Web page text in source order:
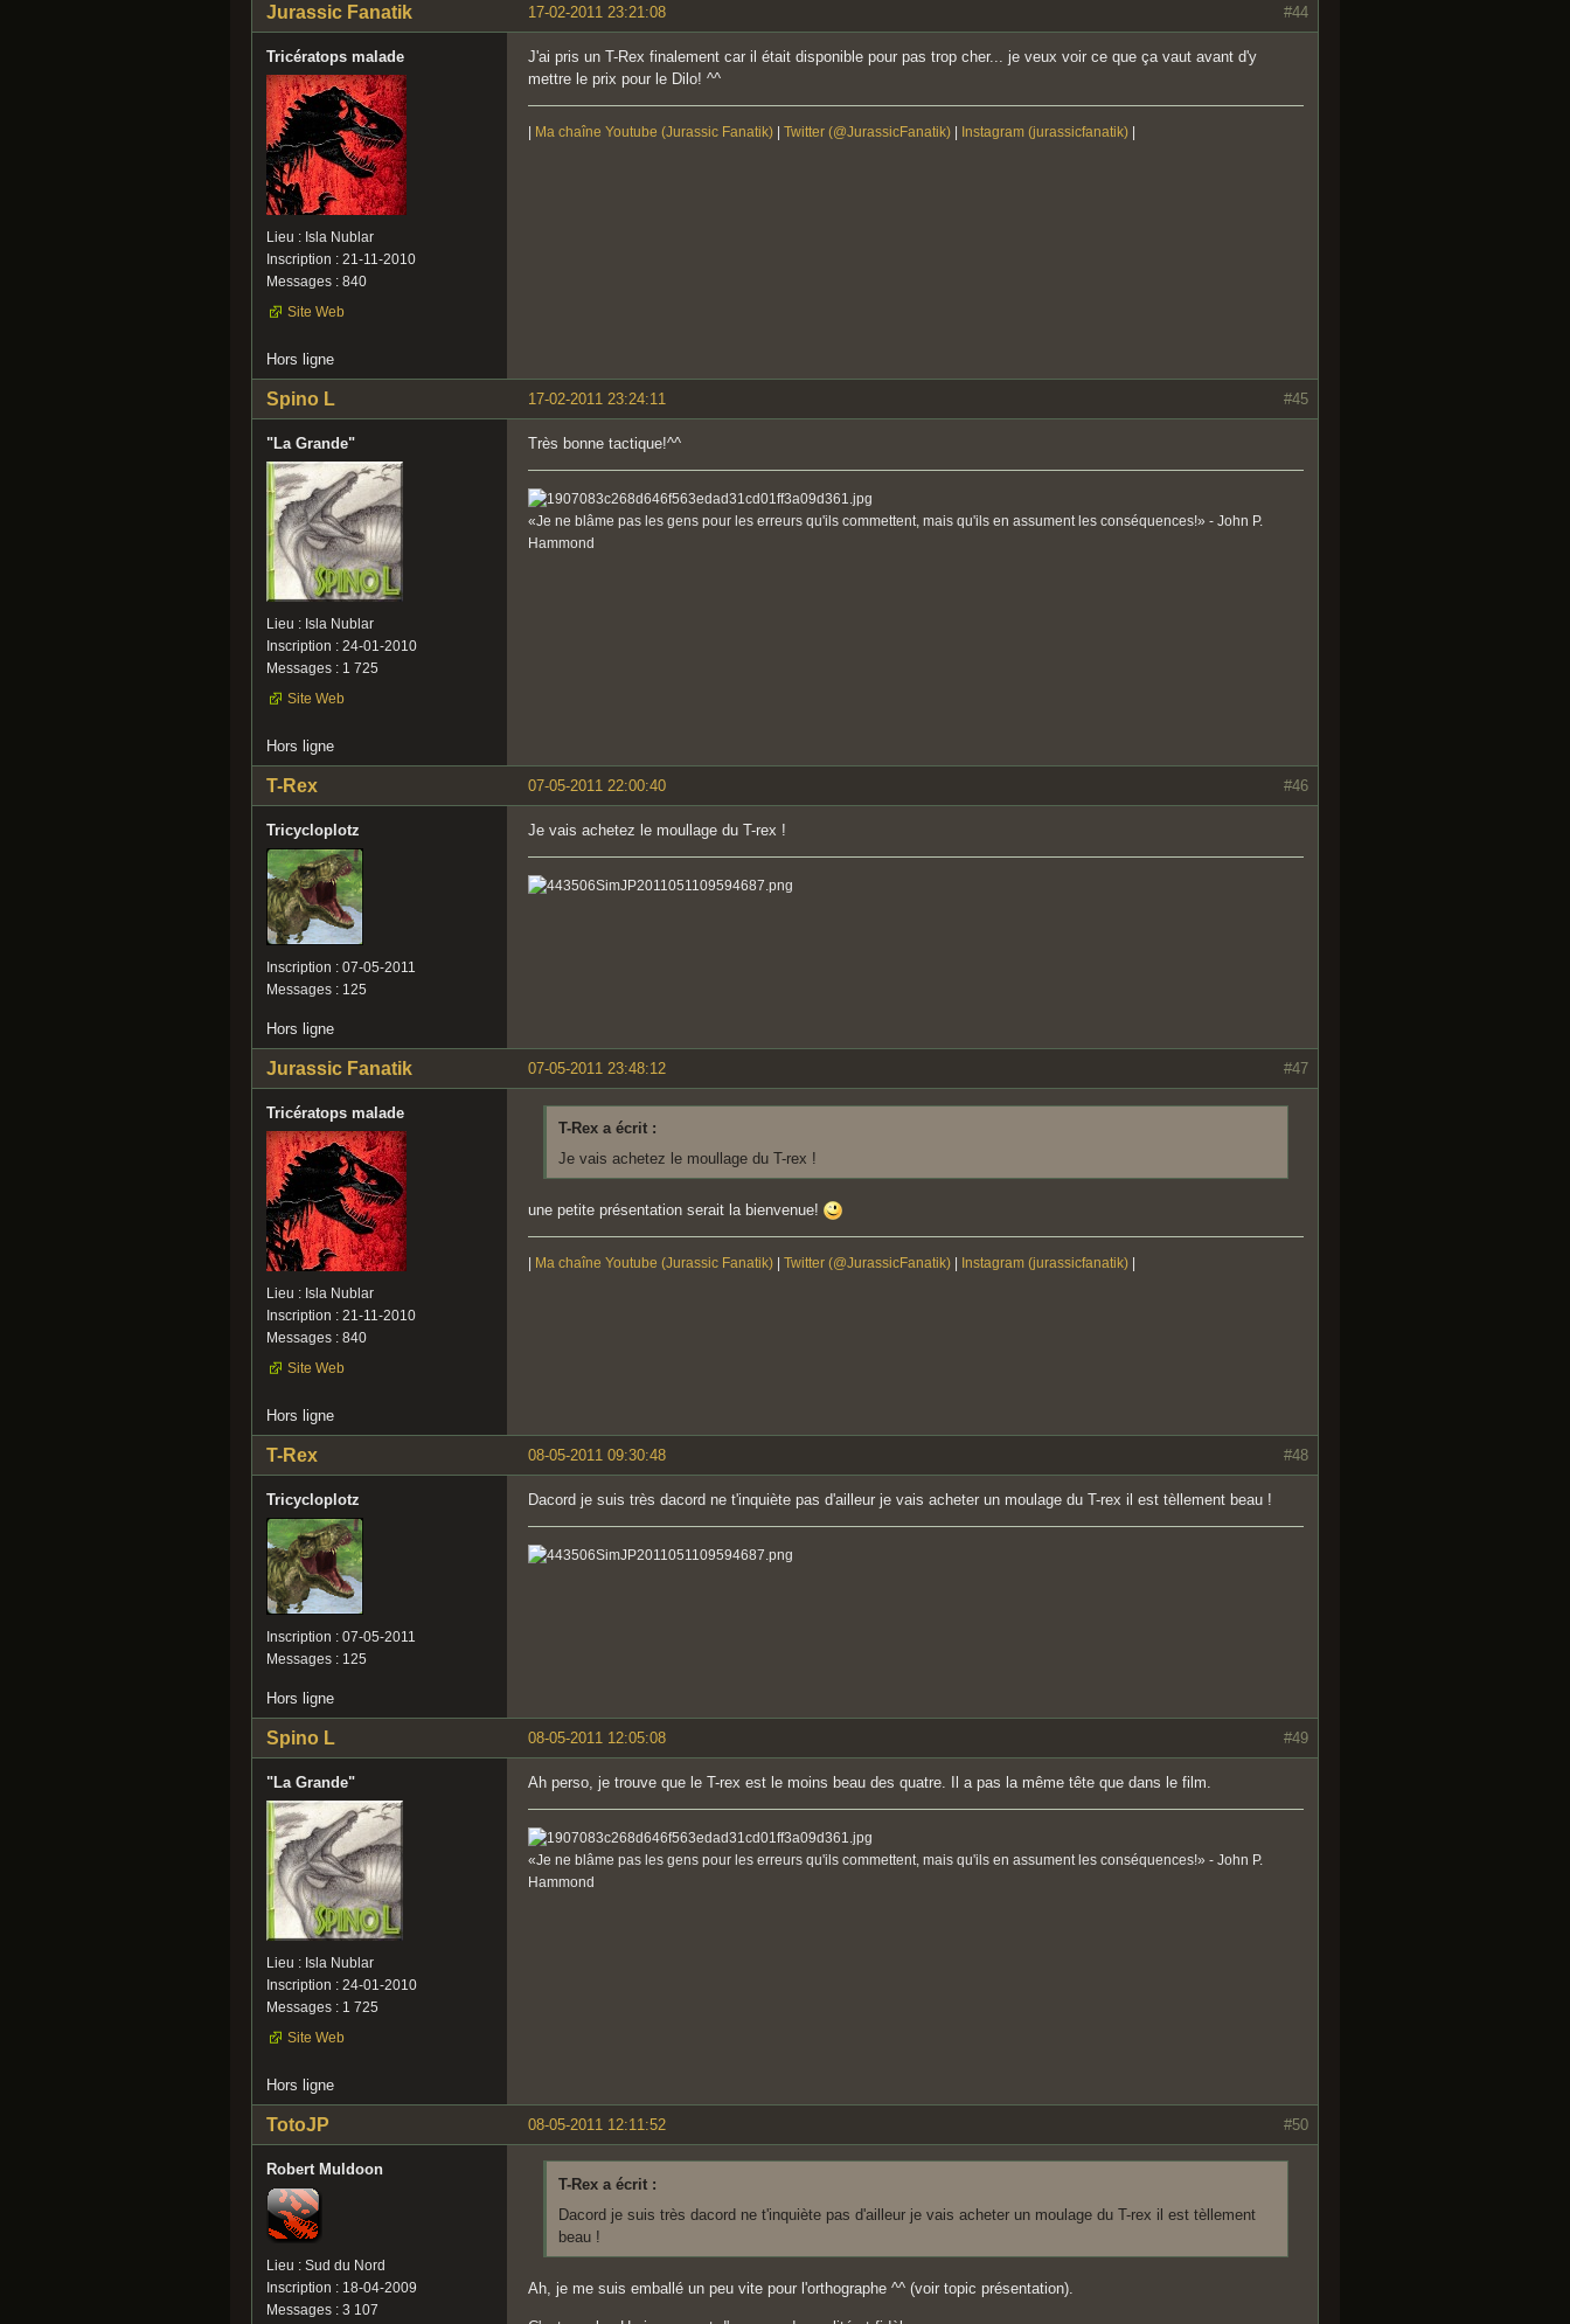
#44
17-02-2011 23:21:08
Jurassic Fanatik
Tricératops malade
Lieu : Isla Nublar
Inscription : 21-11-2010
Messages : 840
Site Web
J'ai pris un T-Rex finalement car il était disponible pour pas trop cher... je veux voir ce que ça vaut avant d'y
mettre le prix pour le Dilo! ^^
| Ma chaîne Youtube (Jurassic Fanatik) | Twitter (@JurassicFanatik) | Instagram (jurassicfanatik) |
Hors ligne
#45
17-02-2011 23:24:11
Spino L
"La Grande"
Lieu : Isla Nublar
Inscription : 24-01-2010
Messages : 1 725
Site Web
Très bonne tactique!^^
«Je ne blâme pas les gens pour les erreurs qu'ils commettent, mais qu'ils en assument les conséquences!» - John P.
Hammond
Hors ligne
#46
07-05-2011 22:00:40
T-Rex
Tricycloplotz
Inscription : 07-05-2011
Messages : 125
Je vais achetez le moullage du T-rex !
Hors ligne
#47
07-05-2011 23:48:12
Jurassic Fanatik
Tricératops malade
Lieu : Isla Nublar
Inscription : 21-11-2010
Messages : 840
Site Web
T-Rex a écrit :
Je vais achetez le moullage du T-rex !
une petite présentation serait la bienvenue!
Ma chaîne Youtube (Jurassic Fanatik) Twitter (@JurassicFanatik) Instagram (jurassicfanatik)
Hors ligne
#48
08-05-2011 09:30:48
T-Rex
Tricycloplotz
Inscription : 07-05-2011
Messages : 125
Dacord je suis très dacord ne t'inquiète pas d'ailleur je vais acheter un moulage du T-rex il est tèllement beau !
Hors ligne
#49
08-05-2011 12:05:08
Spino L
"La Grande"
Lieu : Isla Nublar
Inscription : 24-01-2010
Messages : 1 725
Site Web
Ah perso, je trouve que le T-rex est le moins beau des quatre. Il a pas la même tête que dans le film.
«Je ne blâme pas les gens pour les erreurs qu'ils commettent, mais qu'ils en assument les conséquences!» - John P.
Hammond
Hors ligne
#50
08-05-2011 12:11:52
TotoJP
Robert Muldoon
Lieu : Sud du Nord
Inscription : 18-04-2009
Messages : 3 107
T-Rex a écrit :
Dacord je suis très dacord ne t'inquiète pas d'ailleur je vais acheter un moulage du T-rex il est tèllement
beau !
Ah, je me suis emballé un peu vite pour l'orthographe ^^ (voir topic présentation).